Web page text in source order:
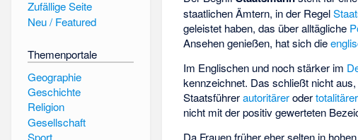
Zufällige Seite
Neu / Featured
Themenportale
Geographie
Geschichte
Religion
Gesellschaft
Sport
staatlichen Ämtern, in der Regel
geleistet haben, das über alltägliche
Ansehen genießen, hat sich die
Im Englischen und noch stärker im
kennzeichnet. Das schließt nicht
Staatsführerautoritärerodertotalitärer
nicht mit der positiv gewerteten
Da Frauen früher eher selten in